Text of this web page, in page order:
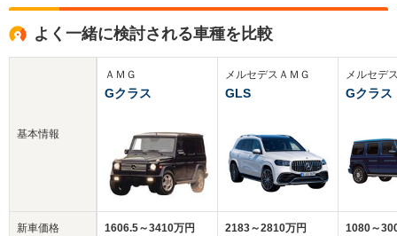
よく一緒に検討される車種を比較
基本情報
新車価格
ＡＭＧ
Gクラス
1606.5～3410万円
メルセデスＡＭＧ
GLS
2183～2810万円
メルセデ
Gクラス
1080～